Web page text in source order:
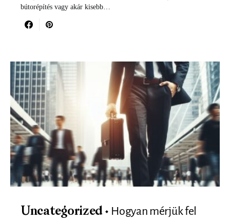
bútorépítés vagy akár kisebb…
Uncategorized
Hogyan mérjük fel